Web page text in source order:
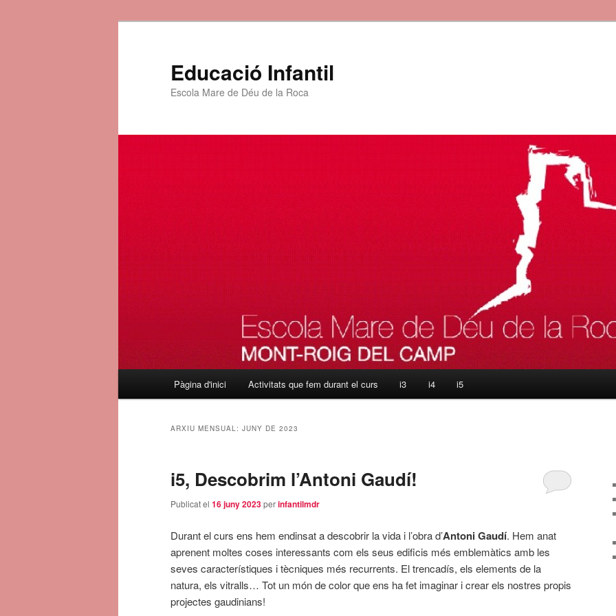
Educació Infantil
Escola Mare de Déu de la Roca
Aneu
principal
Aneu
secundari
Pàgina d'inici Activitats que fem durant el curs i3 i4 i5
ARXIU MENSUAL: JUNY DE 2023
i5, Descobrim l’Antoni Gaudí!
Publicat el 16 juny 2023perinfantilmdr
Durant el curs ens hem endinsat a descobrir la vida i l’obra d’Antoni Gaudí. Hem anat
aprenent moltes coses interessants com els seus edificis més emblemàtics amb les
seves característiques i tècniques més recurrents. El trencadís, els elements de la
natura, els vitralls… Tot un món de color que ens ha fet imaginar i crear els nostres propis
projectes gaudinians!